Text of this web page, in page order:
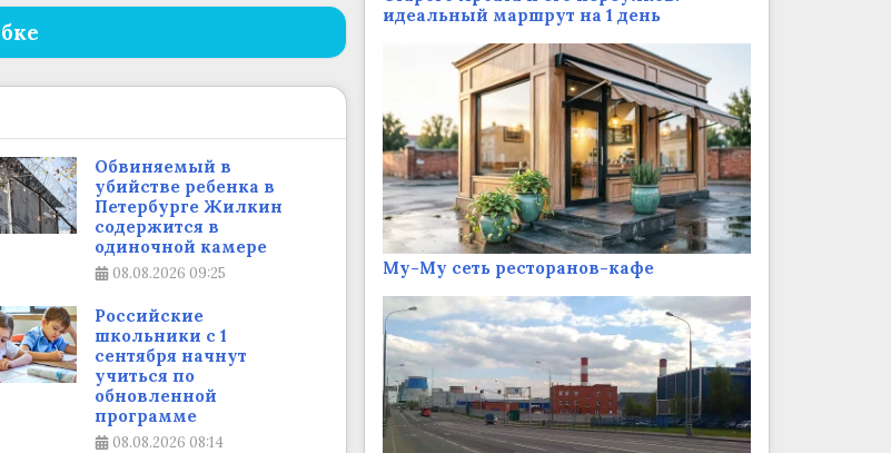
Обвиняемый в
убийстве ребенка в
Петербурге Жилкин
содержится в
одиночной камере
08.08.2026 09:25
Российские
школьники с 1
сентября начнут
учиться по
обновленной
программе
08.08.2026 08:14
идеальный маршрут на 1 день
Му-Му сеть ресторанов-кафе